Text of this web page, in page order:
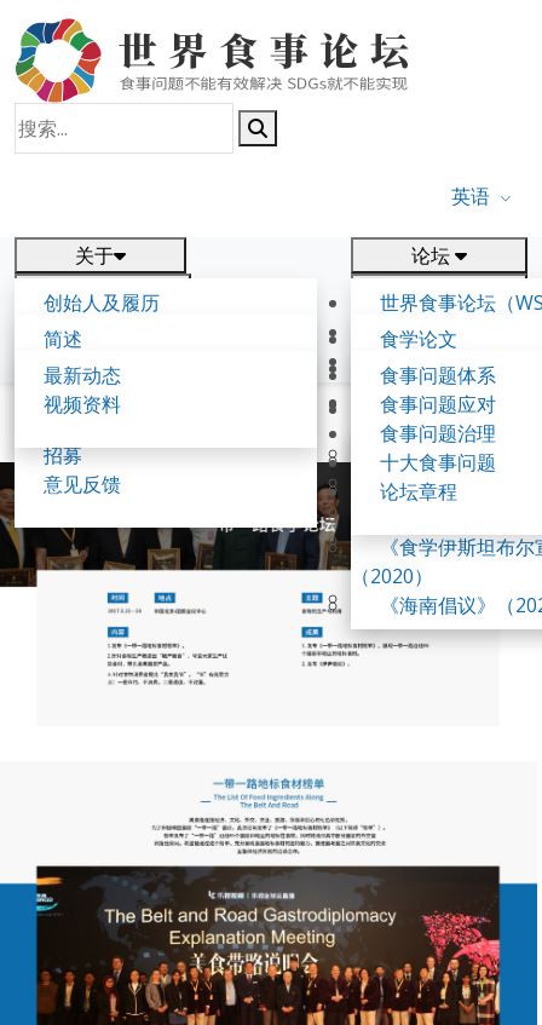
英语
关于
创始人及履历
食学理念与愿景
食学核心概念
食事论坛
食事可持续发展报告
论坛
世界食事论坛（
第五届世界食事论
参与方式
往届论坛
第一届世界食学论
第二届世界食学论
第三届世界食学论
峰会
第四届世界食学论
报告
简述
背景与框架
工作节点及事项
招募
意见反馈
研究
食学论文
出版物
论坛成果
《伊尹倡议》（
《食学带路共识》
《食学伊斯坦布
（2020）
《海南倡议》（
新闻
最新动态
视频资料
相关
食事问题体系
食事问题应对
食事问题治理
十大食事问题
论坛章程
联系我们